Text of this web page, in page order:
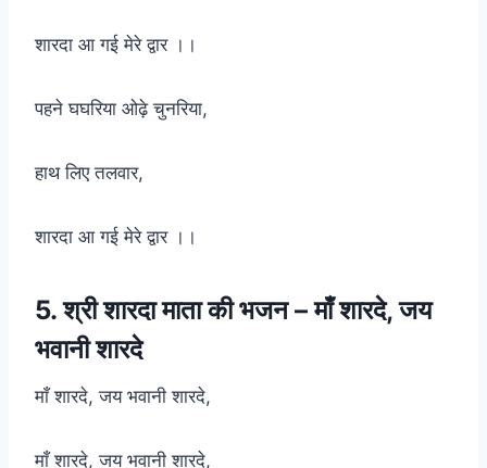
शारदा आ गई मेरे द्वार ।।
पहने घघरिया ओढ़े चुनरिया,
हाथ लिए तलवार,
शारदा आ गई मेरे द्वार ।।
5. श्री शारदा माता की भजन – माँ शारदे, जय
भवानी शारदे
माँ शारदे, जय भवानी शारदे,
माँ शारदे, जय भवानी शारदे,